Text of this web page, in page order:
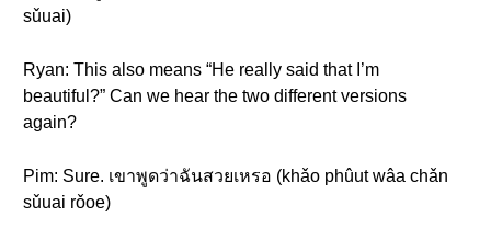
sǔuai)
Ryan: This also means “He really said that I’m
beautiful?” Can we hear the two different versions
again?
Pim: Sure. เขาพูดว่าฉันสวยเหรอ (khǎo phûut wâa chǎn
sǔuai rǒoe)